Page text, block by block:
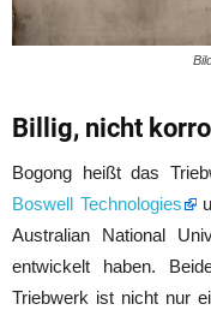
Billig, nicht
Bogong heißt das
Boswell Technologies
Australian National
entwickelt haben.
Triebwerk ist nicht nur